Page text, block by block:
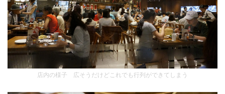
店内の様子 広そうだけどこれでも行列ができてしまう